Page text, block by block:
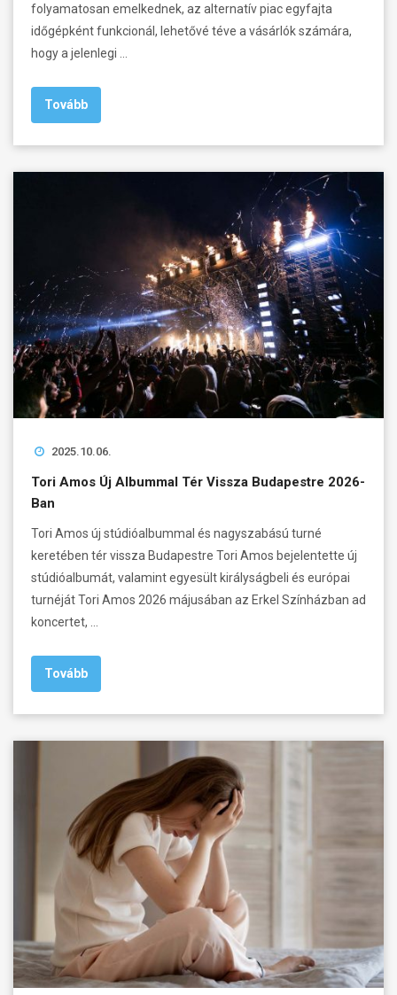
folyamatosan emelkednek, az alternatív piac egyfajta
időgépként funkcionál, lehetővé téve a vásárlók számára,
hogy a jelenlegi …
Tovább
2025.10.06.
Tori Amos Új Albummal Tér Vissza Budapestre 2026-
Ban
Tori Amos új stúdióalbummal és nagyszabású turné
keretében tér vissza Budapestre Tori Amos bejelentette új
stúdióalbumát, valamint egyesült királyságbeli és európai
turnéját Tori Amos 2026 májusában az Erkel Színházban ad
koncertet, …
Tovább